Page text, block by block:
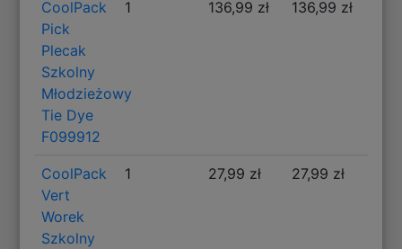
CoolPack
Pick
Plecak
Szkolny
Młodzieżowy
Tie Dye
F099912
1 136,99 zł 136,99 zł
CoolPack
Vert
Worek
Szkolny
1 27,99 zł 27,99 zł